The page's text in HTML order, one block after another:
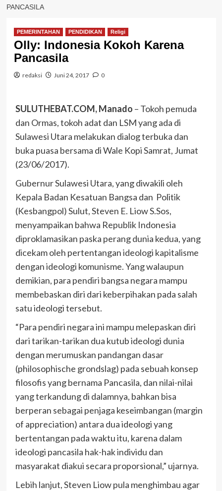
PANCASILA
PEMERINTAHAN PENDIDIKAN Religi
Olly: Indonesia Kokoh Karena
Pancasila
redaksi Juni 24, 2017 0
SULUTHEBAT.COM, Manado – Tokoh pemuda
dan Ormas, tokoh adat dan LSM yang ada di
Sulawesi Utara melakukan dialog terbuka dan
buka puasa bersama di Wale Kopi Samrat, Jumat
(23/06/2017).
Gubernur Sulawesi Utara, yang diwakili oleh
Kepala Badan Kesatuan Bangsa dan Politik
(Kesbangpol) Sulut, Steven E. Liow S.Sos,
menyampaikan bahwa Republik Indonesia
diproklamasikan paska perang dunia kedua, yang
dicekam oleh pertentangan ideologi kapitalisme
dengan ideologi komunisme. Yang walaupun
demikian, para pendiri bangsa negara mampu
membebaskan diri dari keberpihakan pada salah
satu ideologi tersebut.
“Para pendiri negara ini mampu melepaskan diri
dari tarikan-tarikan dua kutub ideologi dunia
dengan merumuskan pandangan dasar
(philosophische grondslag) pada sebuah konsep
filosofis yang bernama Pancasila, dan nilai-nilai
yang terkandung di dalamnya, bahkan bisa
berperan sebagai penjaga keseimbangan (margin
of appreciation) antara dua ideologi yang
bertentangan pada waktu itu, karena dalam
ideologi pancasila hak-hak individu dan
masyarakat diakui secara proporsional,” ujarnya.
Lebih lanjut, Steven Liow pula menghimbau agar